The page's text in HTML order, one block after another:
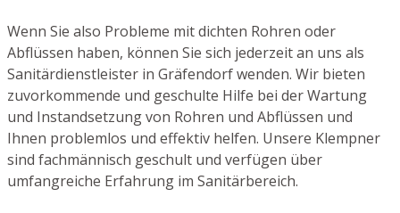
Wenn Sie also Probleme mit dichten Rohren oder
Abflüssen haben, können Sie sich jederzeit an uns als
Sanitärdienstleister in Gräfendorf wenden. Wir bieten
zuvorkommende und geschulte Hilfe bei der Wartung
und Instandsetzung von Rohren und Abflüssen und
Ihnen problemlos und effektiv helfen. Unsere Klempner
sind fachmännisch geschult und verfügen über
umfangreiche Erfahrung im Sanitärbereich.